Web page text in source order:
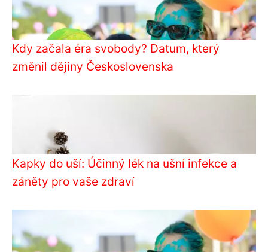
Kdy začala éra svobody? Datum, který
změnil dějiny Československa
Kapky do uší: Účinný lék na ušní infekce a
záněty pro vaše zdraví